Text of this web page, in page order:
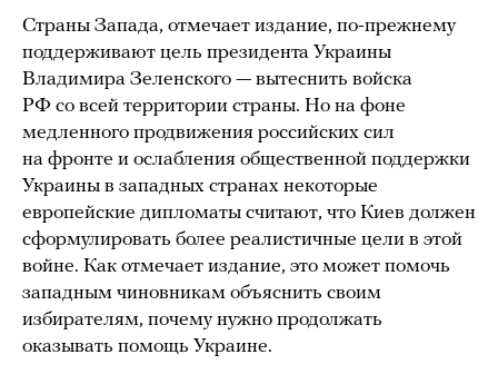
Страны Запада, отмечает издание, по-прежнему
поддерживают цель президента Украины
Владимира Зеленского — вытеснить войска
РФ со всей территории страны. Но на фоне
медленного продвижения российских сил
на фронте и ослабления общественной поддержки
Украины в западных странах некоторые
европейские дипломаты считают, что Киев должен
сформулировать более реалистичные цели в этой
войне. Как отмечает издание, это может помочь
западным чиновникам объяснить своим
избирателям, почему нужно продолжать
оказывать помощь Украине.